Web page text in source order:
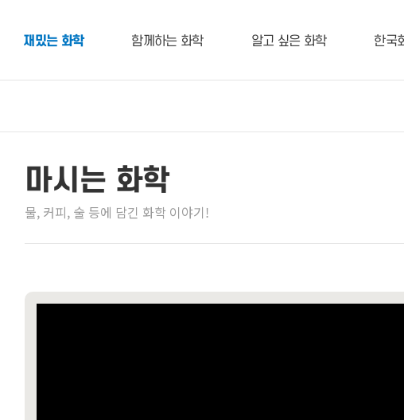
재밌는 화학 함께하는 화학 알고 싶은 화학 한국
마시는 화학
물, 커피, 술 등에 담긴 화학 이야기!